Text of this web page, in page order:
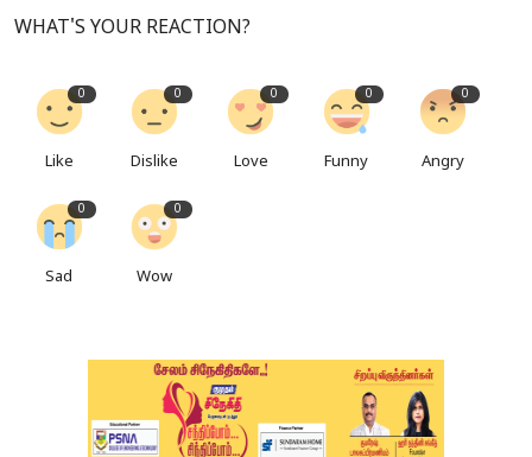
WHAT'S YOUR REACTION?
0
Like
0
Dislike
0
Love
0
Funny
0
Angry
0
Sad
0
Wow